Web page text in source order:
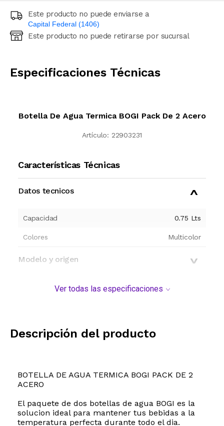
Este producto no puede enviarse a
Capital Federal (1406)
Ingresá código postal (sólo números)
Este producto no puede retirarse por sucursal
Especificaciones Técnicas
Botella De Agua Termica BOGI Pack De 2 Acero
Artículo: 22903231
Características Técnicas
Datos tecnicos
Capacidad 0.75 Lts
Colores Multicolor
Modelo y origen
Ver todas las especificaciones
Descripción del producto
BOTELLA DE AGUA TERMICA BOGI PACK DE 2
ACERO
El paquete de dos botellas de agua BOGI es la
solucion ideal para mantener tus bebidas a la
temperatura perfecta durante todo el dia.